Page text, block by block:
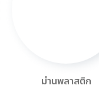
ม่านพลาสติก